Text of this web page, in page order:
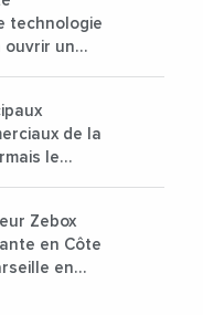
technologie
ouvrir un
Karen à
2023 de la
le
Zebox
en Côte
en